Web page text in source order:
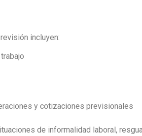
incluyen:
y cotizaciones previsionales
de informalidad laboral,